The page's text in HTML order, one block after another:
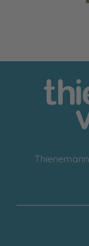
Thienemann